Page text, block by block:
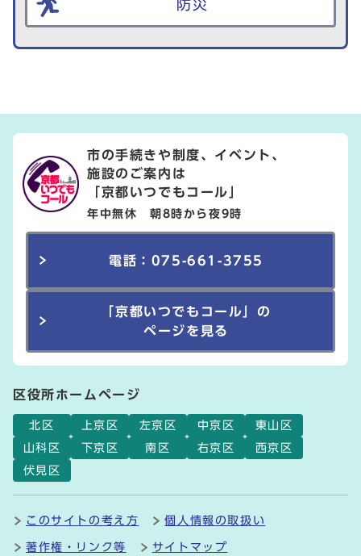
防災
市の手続きや制度、イベント、
施設のご案内は
「京都いつでもコール」
年中無休 朝8時から夜9時
電話：075-661-3755
「京都いつでもコール」の
ページを見る
区役所ホームページ
北区 上京区 左京区 中京区
東山区
山科区
下京区 南区 右京区
西京区
伏見区
このサイトの考え方 個人情報の取扱い
著作権・リンク等 サイトマップ